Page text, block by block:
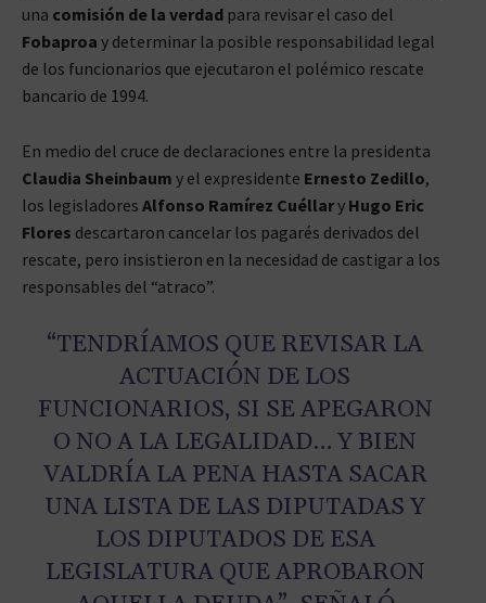
una comisión de la verdad para revisar el caso del
Fobaproa y determinar la posible responsabilidad legal
de los funcionarios que ejecutaron el polémico rescate
bancario de 1994.
En medio del cruce de declaraciones entre la presidenta
Claudia Sheinbaum y el expresidente Ernesto Zedillo,
los legisladores Alfonso Ramírez Cuéllary Hugo Eric
Flores descartaron cancelar los pagarés derivados del
rescate, pero insistieron en la necesidad de castigar a los
responsables del “atraco”.
“TENDRÍAMOS QUE REVISAR LA
ACTUACIÓN DE LOS
FUNCIONARIOS, SI SE APEGARON
O NO A LA LEGALIDAD… Y BIEN
VALDRÍA LA PENA HASTA SACAR
UNA LISTA DE LAS DIPUTADAS Y
LOS DIPUTADOS DE ESA
LEGISLATURA QUE APROBARON